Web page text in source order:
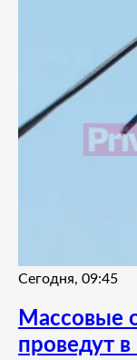
Сегодня, 09:45
Массовые
проведут в